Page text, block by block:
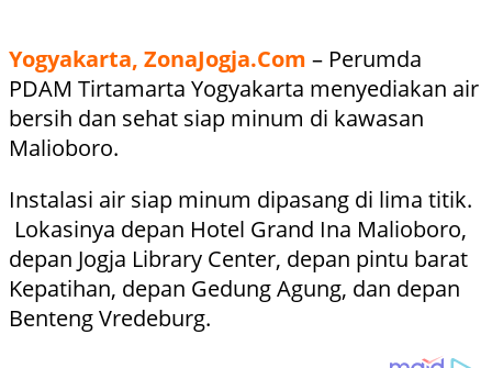
Yogyakarta, ZonaJogja.Com – Perumda
PDAM Tirtamarta Yogyakarta menyediakan air
bersih dan sehat siap minum di kawasan
Malioboro.
Instalasi air siap minum dipasang di lima titik.
Lokasinya depan Hotel Grand Ina Malioboro,
depan Jogja Library Center, depan pintu barat
Kepatihan, depan Gedung Agung, dan depan
Benteng Vredeburg.